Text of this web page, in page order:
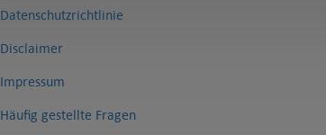
Datenschutzrichtlinie
Disclaimer
Impressum
Häufig gestellte Fragen